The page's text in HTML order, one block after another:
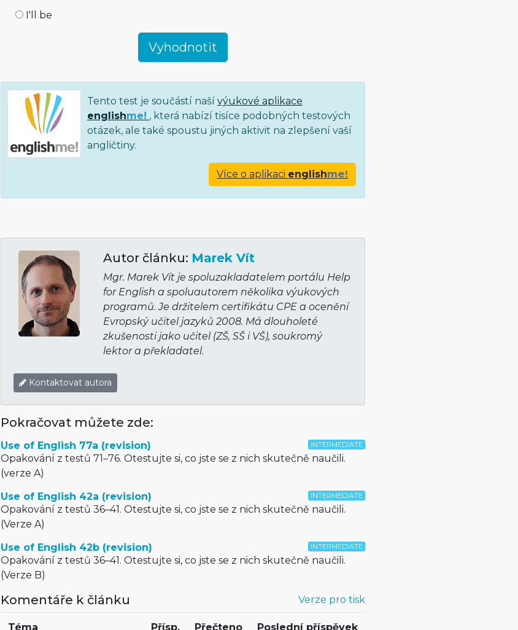
I'll be
Tento test je součástí naší výukové aplikace
englishme! , která nabízí tisíce podobných testových
otázek, ale také spoustu jiných aktivit na zlepšení vaší
angličtiny.
Více o aplikaci englishme!
Autor článku: Marek Vít
Mgr. Marek Vít je spoluzakladatelem portálu Help
for English a spoluautorem několika výukových
programů. Je držitelem certifikátu CPE a ocenění
Evropský učitel jazyků 2008. Má dlouholeté
zkušenosti jako učitel (ZŠ, SŠ i VŠ), soukromý
lektor a překladatel.
Kontaktovat autora
Pokračovat můžete zde:
INTERMEDIATE
Use of English 77a (revision)
Opakování z testů 71–76. Otestujte si, co jste se z nich skutečně naučili.
(verze A)
INTERMEDIATE
Use of English 42a (revision)
Opakování z testů 36–41. Otestujte si, co jste se z nich skutečně naučili.
(Verze A)
INTERMEDIATE
Use of English 42b (revision)
Opakování z testů 36–41. Otestujte si, co jste se z nich skutečně naučili.
(Verze B)
Verze pro tisk
Komentáře k článku
Téma Přísp. Přečteno Poslední příspěvek